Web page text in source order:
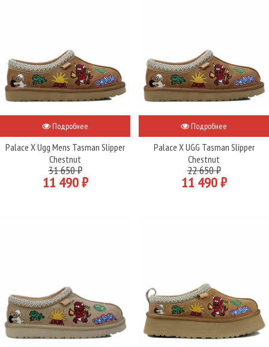
Подробнее
Palace X Ugg Mens Tasman Slipper
Chestnut
31 650 ₽
11 490 ₽
Подробнее
Palace X UGG Tasman Slipper
Chestnut
22 650 ₽
11 490 ₽